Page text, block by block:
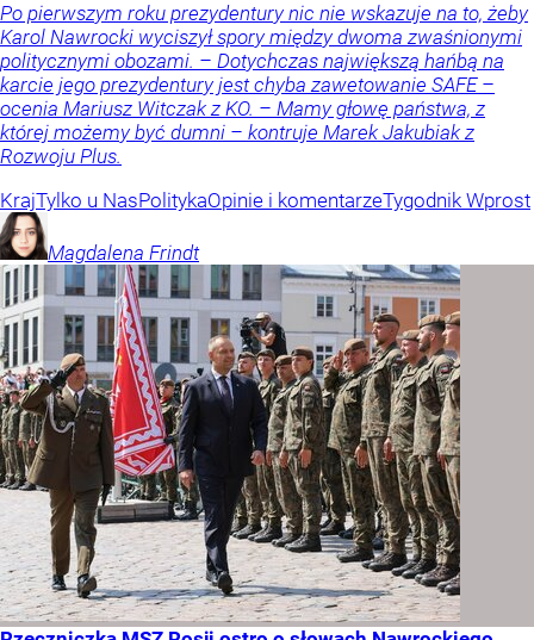
Po pierwszym roku prezydentury nic nie wskazuje na to, żeby
Karol Nawrocki wyciszył spory między dwoma zwaśnionymi
politycznymi obozami. – Dotychczas największą hańbą na
karcie jego prezydentury jest chyba zawetowanie SAFE –
ocenia Mariusz Witczak z KO. – Mamy głowę państwa, z
której możemy być dumni – kontruje Marek Jakubiak z
Rozwoju Plus.
KrajTylko u NasPolitykaOpinie i komentarzeTygodnik Wprost
Magdalena Frindt